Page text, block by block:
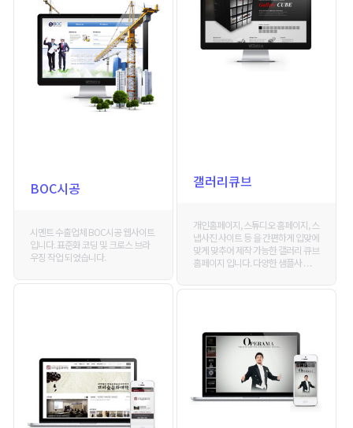
갤러리큐브
개인홈페이지, 스튜디오 홈페이지, 스
냅사진 사이트 등 을 간편하게 입맞에
맞게 맞추어 제작 가능한 갤러리 큐브
홈페이지 입니다. 다양한 샘플사 . . .
BOC시공
시멘트 수출업체 BOC시공 웹사이트
입니다. 표준화 코딩 및 크로스 브라
우징 작업 되었습니다.